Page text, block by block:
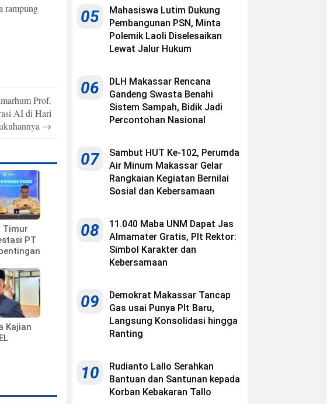
rampung
Prof.
AI di Hari
→
Timur
PT
Kajian
05
Mahasiswa Lutim Dukung
Pembangunan PSN, Minta
Polemik Laoli Diselesaikan
Lewat Jalur Hukum
06
DLH Makassar Rencana
Gandeng Swasta Benahi
Sistem Sampah, Bidik Jadi
Percontohan Nasional
07
Sambut HUT Ke-102, Perumda
Air Minum Makassar Gelar
Rangkaian Kegiatan Bernilai
Sosial dan Kebersamaan
08
11.040 Maba UNM Dapat Jas
Almamater Gratis, Plt Rektor:
Simbol Karakter dan
Kebersamaan
09
Demokrat Makassar Tancap
Gas usai Punya Plt Baru,
Langsung Konsolidasi hingga
Ranting
10
Rudianto Lallo Serahkan
Bantuan dan Santunan kepada
Korban Kebakaran Tallo